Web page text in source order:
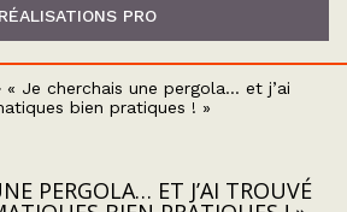
RÉALISATIONS PRO
« Je cherchais une pergola… et j’ai
bien pratiques ! »
PERGOLA… ET J’AI TROUVÉ